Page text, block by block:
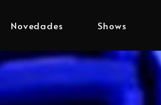
Novedades Shows